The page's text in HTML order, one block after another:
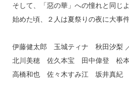
そして、「惡の華」への憧れと同じ
始めた頃、２人は夏祭りの夜に大事
伊藤健太郎 玉城ティナ 秋田汐梨
北川美穂 佐久本宝 田中偉登 松
高橋和也 佐々木すみ江 坂井真紀